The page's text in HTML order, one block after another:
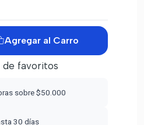
Agregar al Carro
de favoritos
sobre $50.000
30 días